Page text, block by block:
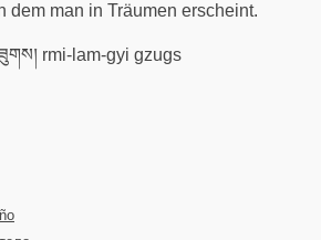
dem man in Träumen erscheint.
rmi-lam-gyi gzugs